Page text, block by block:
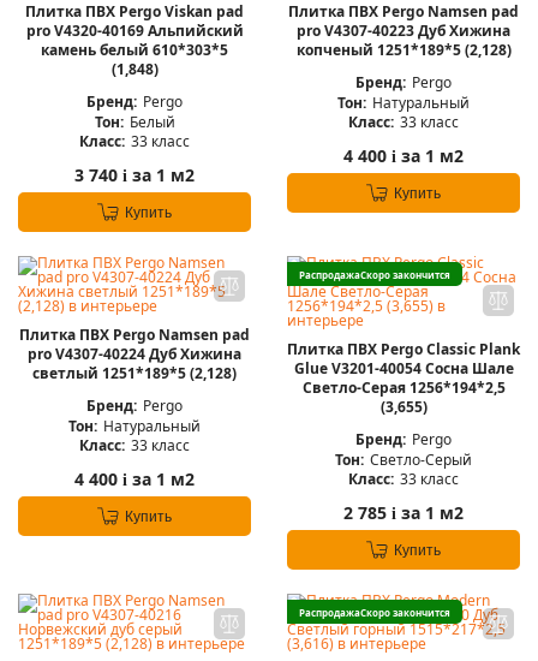
Плитка ПВХ Pergo Viskan pad
pro V4320-40169 Альпийский
камень белый 610*303*5
(1,848)
Бренд: Pergo
Тон: Белый
Класс: 33 класс
3 740 i за 1 м2
Купить
Плитка ПВХ Pergo Namsen pad
pro V4307-40223 Дуб Хижина
копченый 1251*189*5 (2,128)
Бренд: Pergo
Тон: Натуральный
Класс: 33 класс
4 400 i за 1 м2
Купить
Плитка ПВХ Pergo Namsen pad
pro V4307-40224 Дуб Хижина
светлый 1251*189*5 (2,128)
Бренд: Pergo
Тон: Натуральный
Класс: 33 класс
4 400 i за 1 м2
Купить
РаспродажаСкоро закончится
Плитка ПВХ Pergo Classic Plank
Glue V3201-40054 Сосна Шале
Светло-Серая 1256*194*2,5
(3,655)
Бренд: Pergo
Тон: Светло-Серый
Класс: 33 класс
2 785 i за 1 м2
Купить
РаспродажаСкоро закончится